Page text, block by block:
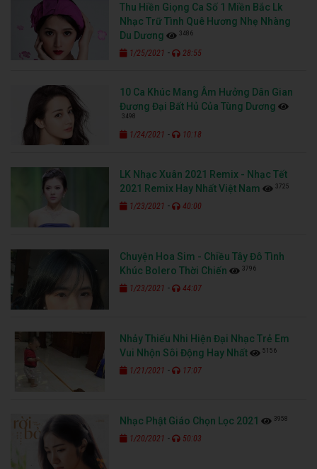
Thu Hiền Giọng Ca Số 1 Miền Bắc Lk
Nhạc Trữ Tình Quê Hương Nhẹ Nhàng
Du Dương
3486
1/25/2021 - 28:55
10 Ca Khúc Mang Âm Hưởng Dân Gian
Đương Đại Bất Hủ Của Tùng Dương
3498
1/24/2021 - 10:18
LK Nhạc Xuân 2021 Remix - Nhạc Tết
2021 Remix Hay Nhất Việt Nam
3725
1/23/2021 - 40:00
Chuyện Hoa Sim - Chiều Tây Đô Tình
Khúc Bolero Thời Chiến
3796
1/23/2021 - 44:07
Nhảy Thiếu Nhi Hiện Đại Nhạc Trẻ Em
Vui Nhộn Sôi Động Hay Nhất
5156
1/21/2021 - 17:07
Nhạc Phật Giáo Chọn Lọc 2021 3958
1/20/2021 - 50:03